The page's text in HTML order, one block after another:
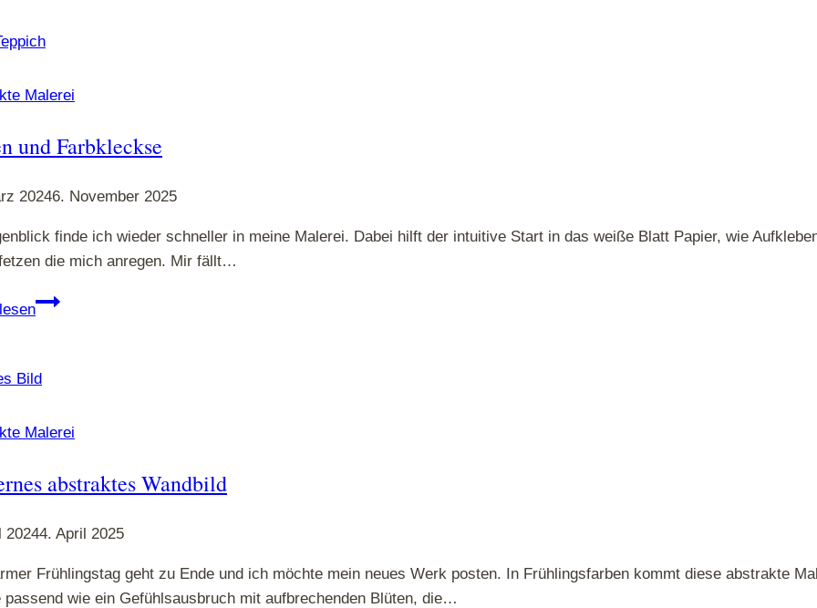
Malerei
und Farbkleckse
20246. November 2025
finde ich wieder schneller in meine Malerei. Dabei hilft der intuitive Start in das weiße Blatt Papier, wie
die mich anregen. Mir fällt…
Linien
Malerei
abstraktes Wandbild
20244. April 2025
Frühlingstag geht zu Ende und ich möchte mein neues Werk posten. In Frühlingsfarben kommt diese abstrakte
passend wie ein Gefühlsausbruch mit aufbrechenden Blüten, die…